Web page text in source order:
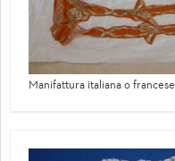
Manifattura italiana o francese